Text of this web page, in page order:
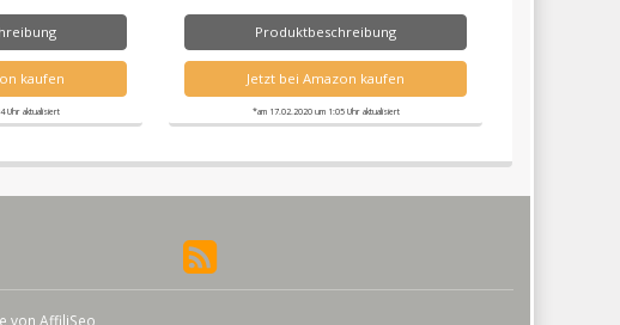
kaufen
Uhr aktualisiert
Produktbeschreibung
Jetzt bei Amazon kaufen
*am 17.02.2020 um 1:05 Uhr aktualisiert
von AffiliSeo